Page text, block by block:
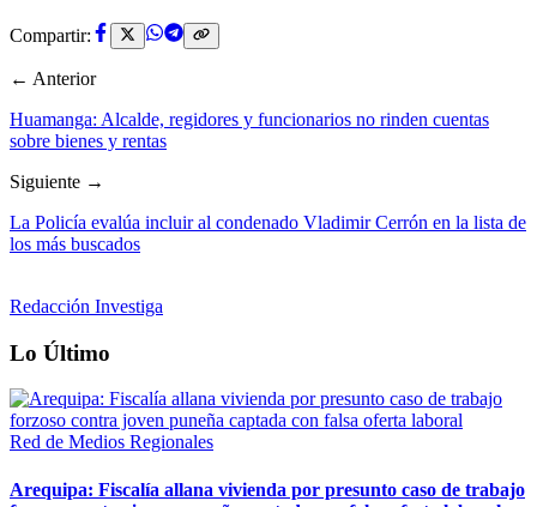
Compartir:
← Anterior
Huamanga: Alcalde, regidores y funcionarios no rinden cuentas
sobre bienes y rentas
Siguiente →
La Policía evalúa incluir al condenado Vladimir Cerrón en la lista de
los más buscados
Redacción Investiga
Lo Último
Red de Medios Regionales
Arequipa: Fiscalía allana vivienda por presunto caso de trabajo